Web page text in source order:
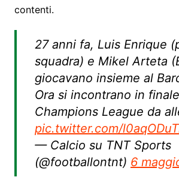
contenti.
27 anni fa, Luis Enrique
squadra) e Mikel Arteta
giocavano insieme al
Ora si incontrano in
Champions League da
pic.twitter.com/
— Calcio su TNT Sports
(@footballontnt) 6